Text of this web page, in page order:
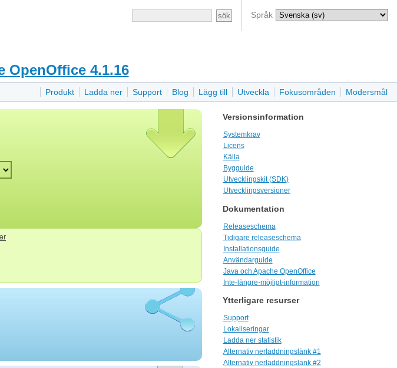
Språk
OpenOffice 4.1.16
Produkt Ladda ner Support Blog Lägg till Utveckla Fokusområden Modersmål
Versionsinformation
Systemkrav
Licens
Källa
Bygguide
Utvecklingskit (SDK)
Utvecklingsversioner
Dokumentation
Releaseschema
Tidigare releaseschema
Installationsguide
Användarguide
Java och Apache OpenOffice
Inte-längre-möjligt-information
Ytterligare resurser
Support
Lokaliseringar
Ladda ner statistik
Alternativ nerladdningslänk #1
Alternativ nerladdningslänk #2